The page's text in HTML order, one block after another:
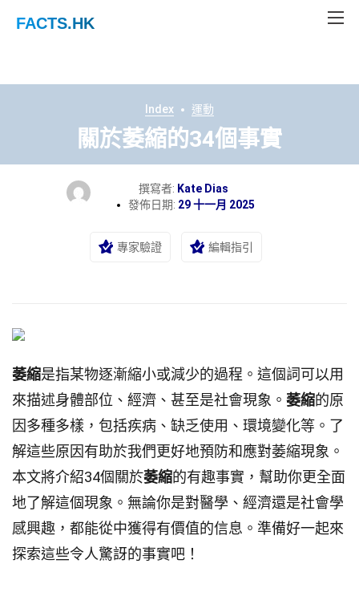
FACTS.HK
Index 運動
關於萎縮的34個事實
撰寫者: Kate Dias
發佈日期: 29 十一月 2025
專家驗證 編輯指引
萎縮是指某物逐漸縮小或減少的過程。這個詞可以用
來描述身體部位、經濟、甚至是社會現象。 萎縮的原
因多種多樣，包括疾病、缺乏使用、環境變化等。了
解這些原因有助於我們更好地預防和應對萎縮現象。
本文將介紹34個關於萎縮的有趣事實，幫助你更全面
地了解這個現象。無論你是對醫學、經濟還是社會學
感興趣，都能從中獲得有價值的信息。準備好一起來
探索這些令人驚訝的事實吧！